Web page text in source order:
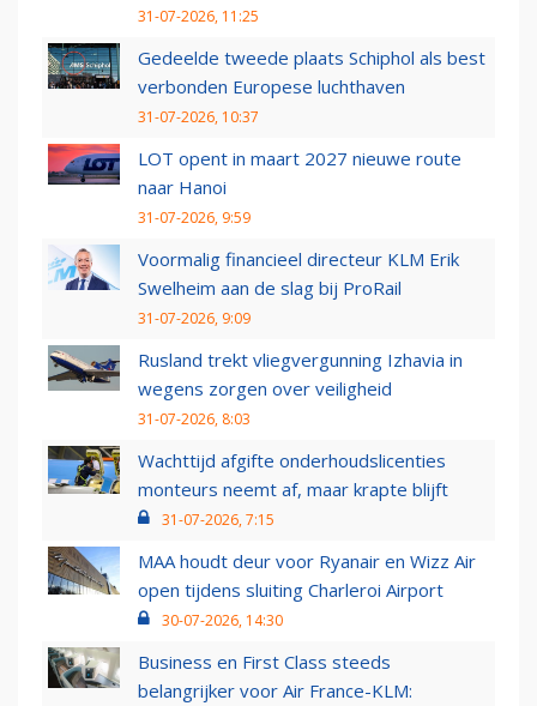
31-07-2026, 11:25
Gedeelde tweede plaats Schiphol als best
verbonden Europese luchthaven
31-07-2026, 10:37
LOT opent in maart 2027 nieuwe route
naar Hanoi
31-07-2026, 9:59
Voormalig financieel directeur KLM Erik
Swelheim aan de slag bij ProRail
31-07-2026, 9:09
Rusland trekt vliegvergunning Izhavia in
wegens zorgen over veiligheid
31-07-2026, 8:03
Wachttijd afgifte onderhoudslicenties
monteurs neemt af, maar krapte blijft
31-07-2026, 7:15
MAA houdt deur voor Ryanair en Wizz Air
open tijdens sluiting Charleroi Airport
30-07-2026, 14:30
Business en First Class steeds
belangrijker voor Air France-KLM: